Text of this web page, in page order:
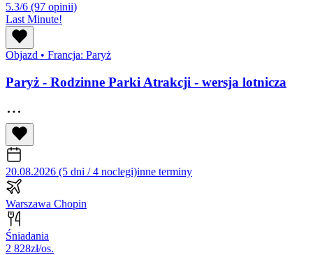
5.3/6 (97 opinii)
Last Minute!
Objazd • Francja: Paryż
Paryż - Rodzinne Parki Atrakcji - wersja lotnicza
20.08.2026 (5 dni / 4 noclegi)inne terminy
Warszawa Chopin
Śniadania
2 828zł/os.